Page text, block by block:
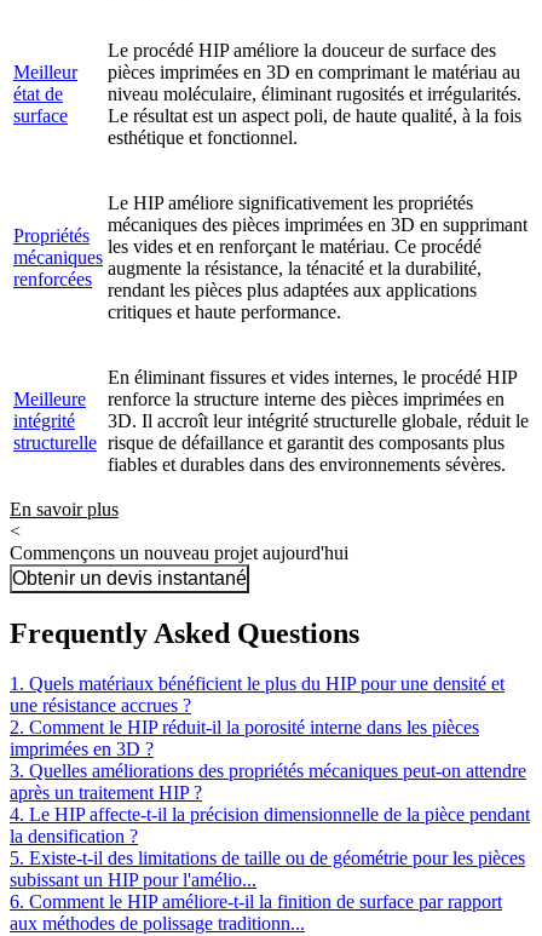
Meilleur
état de
surface
Le procédé HIP améliore la douceur de surface des
pièces imprimées en 3D en comprimant le matériau au
niveau moléculaire, éliminant rugosités et irrégularités.
Le résultat est un aspect poli, de haute qualité, à la fois
esthétique et fonctionnel.
Propriétés
mécaniques
renforcées
Le HIP améliore significativement les propriétés
mécaniques des pièces imprimées en 3D en supprimant
les vides et en renforçant le matériau. Ce procédé
augmente la résistance, la ténacité et la durabilité,
rendant les pièces plus adaptées aux applications
critiques et haute performance.
Meilleure
intégrité
structurelle
En éliminant fissures et vides internes, le procédé HIP
renforce la structure interne des pièces imprimées en
3D. Il accroît leur intégrité structurelle globale, réduit le
risque de défaillance et garantit des composants plus
fiables et durables dans des environnements sévères.
En savoir plus
<
Commençons un nouveau projet aujourd'hui
Obtenir un devis instantané
Frequently Asked Questions
1. Quels matériaux bénéficient le plus du HIP pour une densité et
une résistance accrues ?
2. Comment le HIP réduit-il la porosité interne dans les pièces
imprimées en 3D ?
3. Quelles améliorations des propriétés mécaniques peut-on attendre
après un traitement HIP ?
4. Le HIP affecte-t-il la précision dimensionnelle de la pièce pendant
la densification ?
5. Existe-t-il des limitations de taille ou de géométrie pour les pièces
subissant un HIP pour l'amélio...
6. Comment le HIP améliore-t-il la finition de surface par rapport
aux méthodes de polissage traditionn...